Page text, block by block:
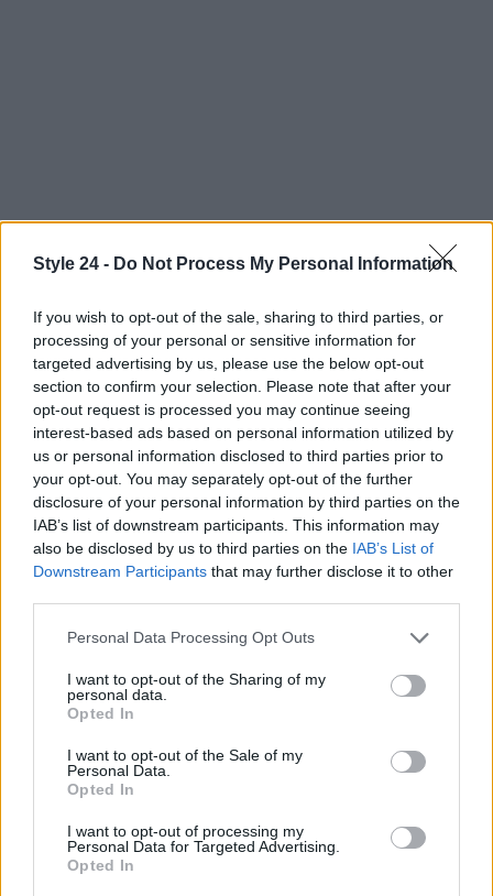
Style 24 - Do Not Process My Personal Information
If you wish to opt-out of the sale, sharing to third parties, or
processing of your personal or sensitive information for
targeted advertising by us, please use the below opt-out
section to confirm your selection. Please note that after your
opt-out request is processed you may continue seeing
interest-based ads based on personal information utilized by
us or personal information disclosed to third parties prior to
your opt-out. You may separately opt-out of the further
disclosure of your personal information by third parties on the
IAB’s list of downstream participants. This information may
also be disclosed by us to third parties on the IAB’s List of
Downstream Participants that may further disclose it to other
Please note that this website/app uses one or more Google
not limited to your visit or usage behaviour. You may click to
grant or deny consent to Google and its third-party tags to
use your data for below specified purposes in below Google
consent section.
Personal Data Processing Opt Outs
I want to opt-out of the Sharing of my
personal data.
Opted In
I want to opt-out of the Sale of my
Personal Data.
Opted In
I want to opt-out of processing my
Personal Data for Targeted Advertising.
Opted In
mele per una notte intera.
Il giorno dopo, frullate i semi con acqua, sale e
spezie fino ad ottenere una consistenza
cremosa. Ti piacerà!
Aggiungete a filo l’olio extravergine di oliva e
mescolate bene.
Riponete la salsa in contenitori di vetro e
conservate in frigorifero. Facile, vero?
Prova subito questa ricetta e scopri come la salsa
di senape può trasformare i tuoi piatti quotidiani!
AUTORE